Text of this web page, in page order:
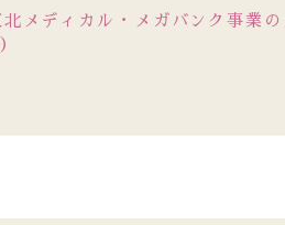
北メディカル・メガバンク事業